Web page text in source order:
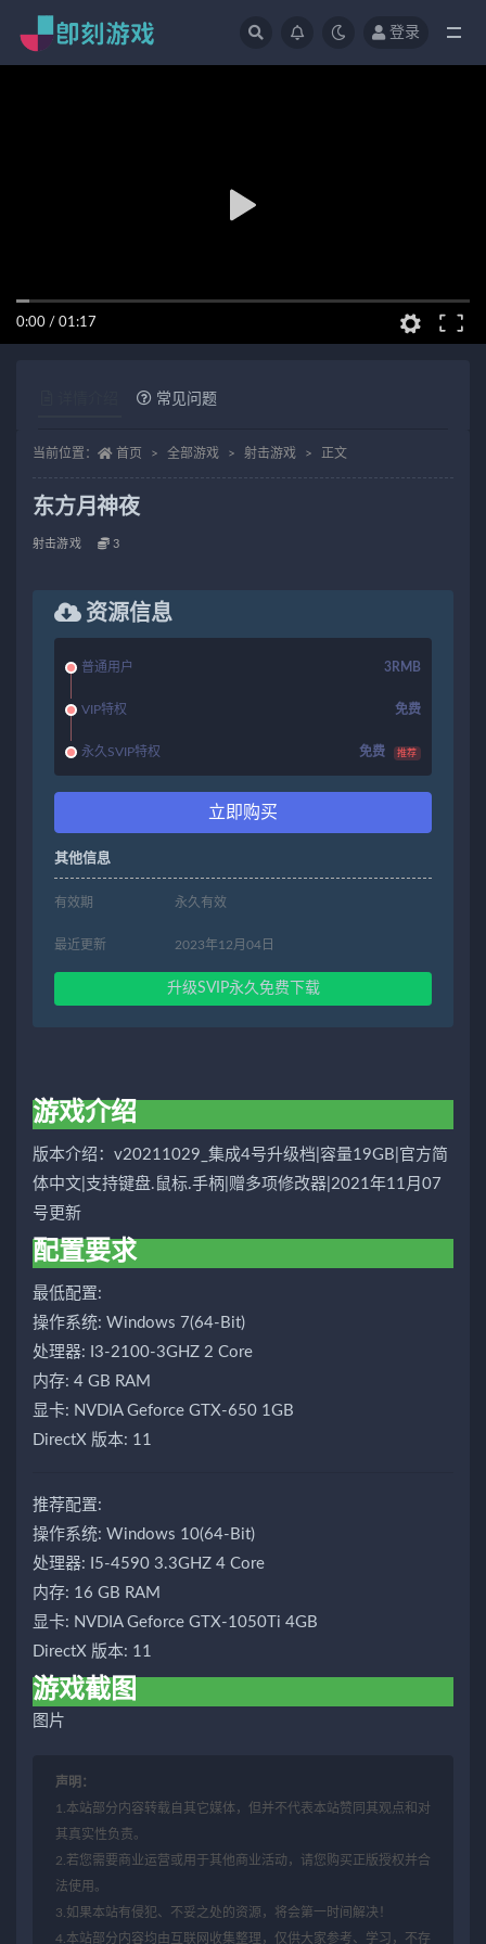
登录
0:00 / 01:17
常见问题
当前位置： 首页 全部游戏 射击游戏 正文
东方月神夜
射击游戏 3
资源信息
普通用户 3RMB
VIP特权 免费
永久SVIP特权 免费 推荐
立即购买
其他信息
有效期 永久有效
最近更新 2023年12月04日
升级SVIP永久免费下载
游戏介绍
版本介绍：v20211029_集成4号升级档|容量19GB|官方简
体中文|支持键盘.鼠标.手柄|赠多项修改器|2021年11月07
号更新
配置要求
最低配置:
操作系统: Windows 7(64-Bit)
处理器: I3-2100-3GHZ 2 Core
内存: 4 GB RAM
显卡: NVDIA Geforce GTX-650 1GB
DirectX 版本: 11
推荐配置:
操作系统: Windows 10(64-Bit)
处理器: I5-4590 3.3GHZ 4 Core
内存: 16 GB RAM
显卡: NVDIA Geforce GTX-1050Ti 4GB
DirectX 版本: 11
游戏截图
图片
声明：
1.本站部分内容转载自其它媒体，但并不代表本站赞同其观点和对
其真实性负责。
2.若您需要商业运营或用于其他商业活动，请您购买正版授权并合
法使用。
3.如果本站有侵犯、不妥之处的资源，将会第一时间解决！
4.本站部分内容均由互联网收集整理，仅供大家参考、学习，不存